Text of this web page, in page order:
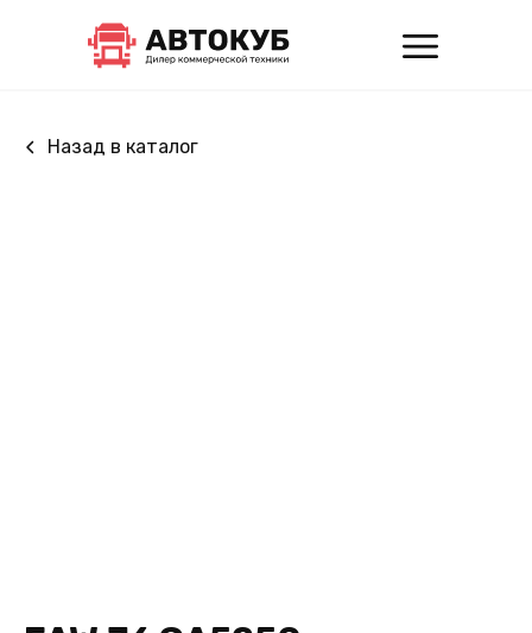
Назад в каталог